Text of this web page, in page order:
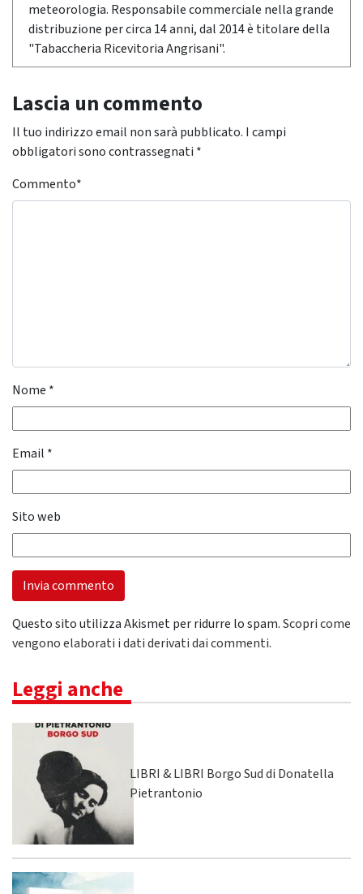
meteorologia. Responsabile commerciale nella grande
distribuzione per circa 14 anni, dal 2014 è titolare della
"Tabaccheria Ricevitoria Angrisani".
Lascia un commento
Il tuo indirizzo email non sarà pubblicato. I campi
obbligatori sono contrassegnati *
Commento*
Nome *
Email *
Sito web
Questo sito utilizza Akismet per ridurre lo spam.Scopri come
vengono elaborati i dati derivati dai commenti.
Leggi anche
LIBRI & LIBRI Borgo Sud di Donatella
Pietrantonio